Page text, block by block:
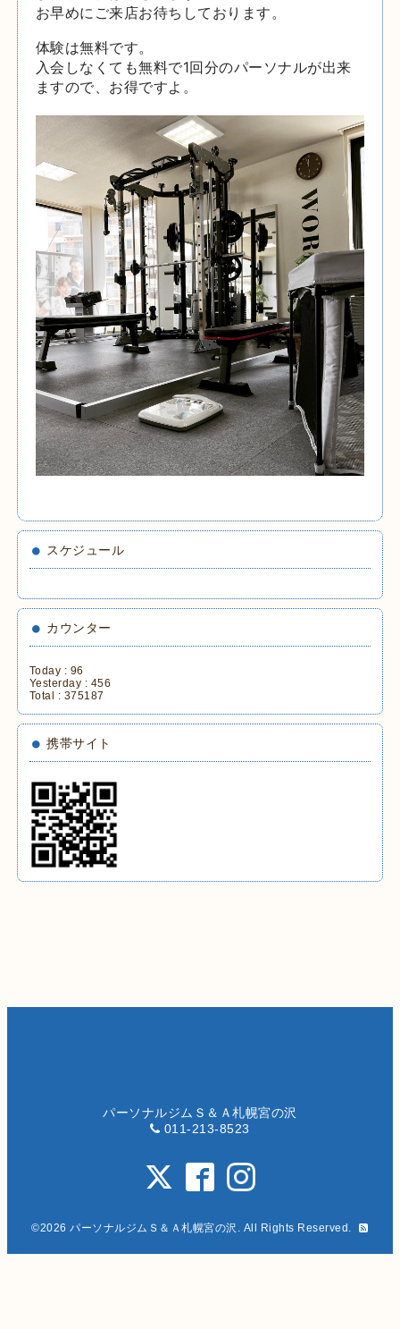
お早めにご来店お待ちしております。
体験は無料です。
入会しなくても無料で1回分のパーソナルが出来
ますので、お得ですよ。
スケジュール
カウンター
Today : 96
Yesterday : 456
Total : 375187
携帯サイト
パーソナルジムＳ＆Ａ札幌宮の沢
011-213-8523
©2026パーソナルジムＳ＆Ａ札幌宮の沢 . All Rights Reserved.